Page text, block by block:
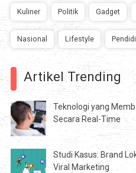
Kuliner Politik Gadget
Nasional Lifestyle
Artikel Trending
Teknologi yang
Secara Real-Time
Studi Kasus: Brand
Viral Marketing